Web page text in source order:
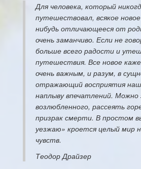
Для человека, который
путешествовал, всякое
нибудь отличающееся от
очень заманчиво. Если не
больше всего радости и
путешествия. Все новое
очень важным, и разум, в
отражающий восприятия
наплыву впечатлений.
возлюбленного, рассеять
призрак смерти. В простом
уезжаю» кроется целый мир
чувств.
Теодор Драйзер